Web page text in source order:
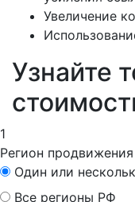
Увеличение
Узнайте
1
Регион продвижения
Один или
Все регионы РФ